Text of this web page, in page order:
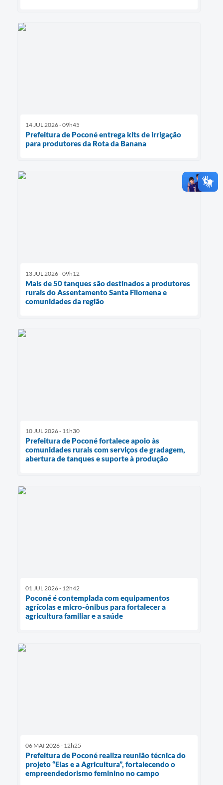
14 JUL 2026 - 09h45
Prefeitura de Poconé entrega kits de irrigação
para produtores da Rota da Banana
13 JUL 2026 - 09h12
Mais de 50 tanques são destinados a produtores
rurais do Assentamento Santa Filomena e
comunidades da região
10 JUL 2026 - 11h30
Prefeitura de Poconé fortalece apoio às
comunidades rurais com serviços de gradagem,
abertura de tanques e suporte à produção
01 JUL 2026 - 12h42
Poconé é contemplada com equipamentos
agrícolas e micro-ônibus para fortalecer a
agricultura familiar e a saúde
06 MAI 2026 - 12h25
Prefeitura de Poconé realiza reunião técnica do
projeto “Elas e a Agricultura”, fortalecendo o
empreendedorismo feminino no campo